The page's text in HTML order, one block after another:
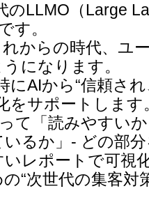
のLLMO（Large
す。
からの時代、ユ
になります。
にAIから“信頼さ
をサポートします
て「読みやすい
るか」- どの部
レポートで可視
“次世代の集客対